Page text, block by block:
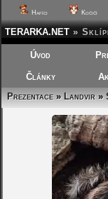
Hafíci Kočičí
TERARKA.NET »
Úvod
Články
Prezentace»Landvir»